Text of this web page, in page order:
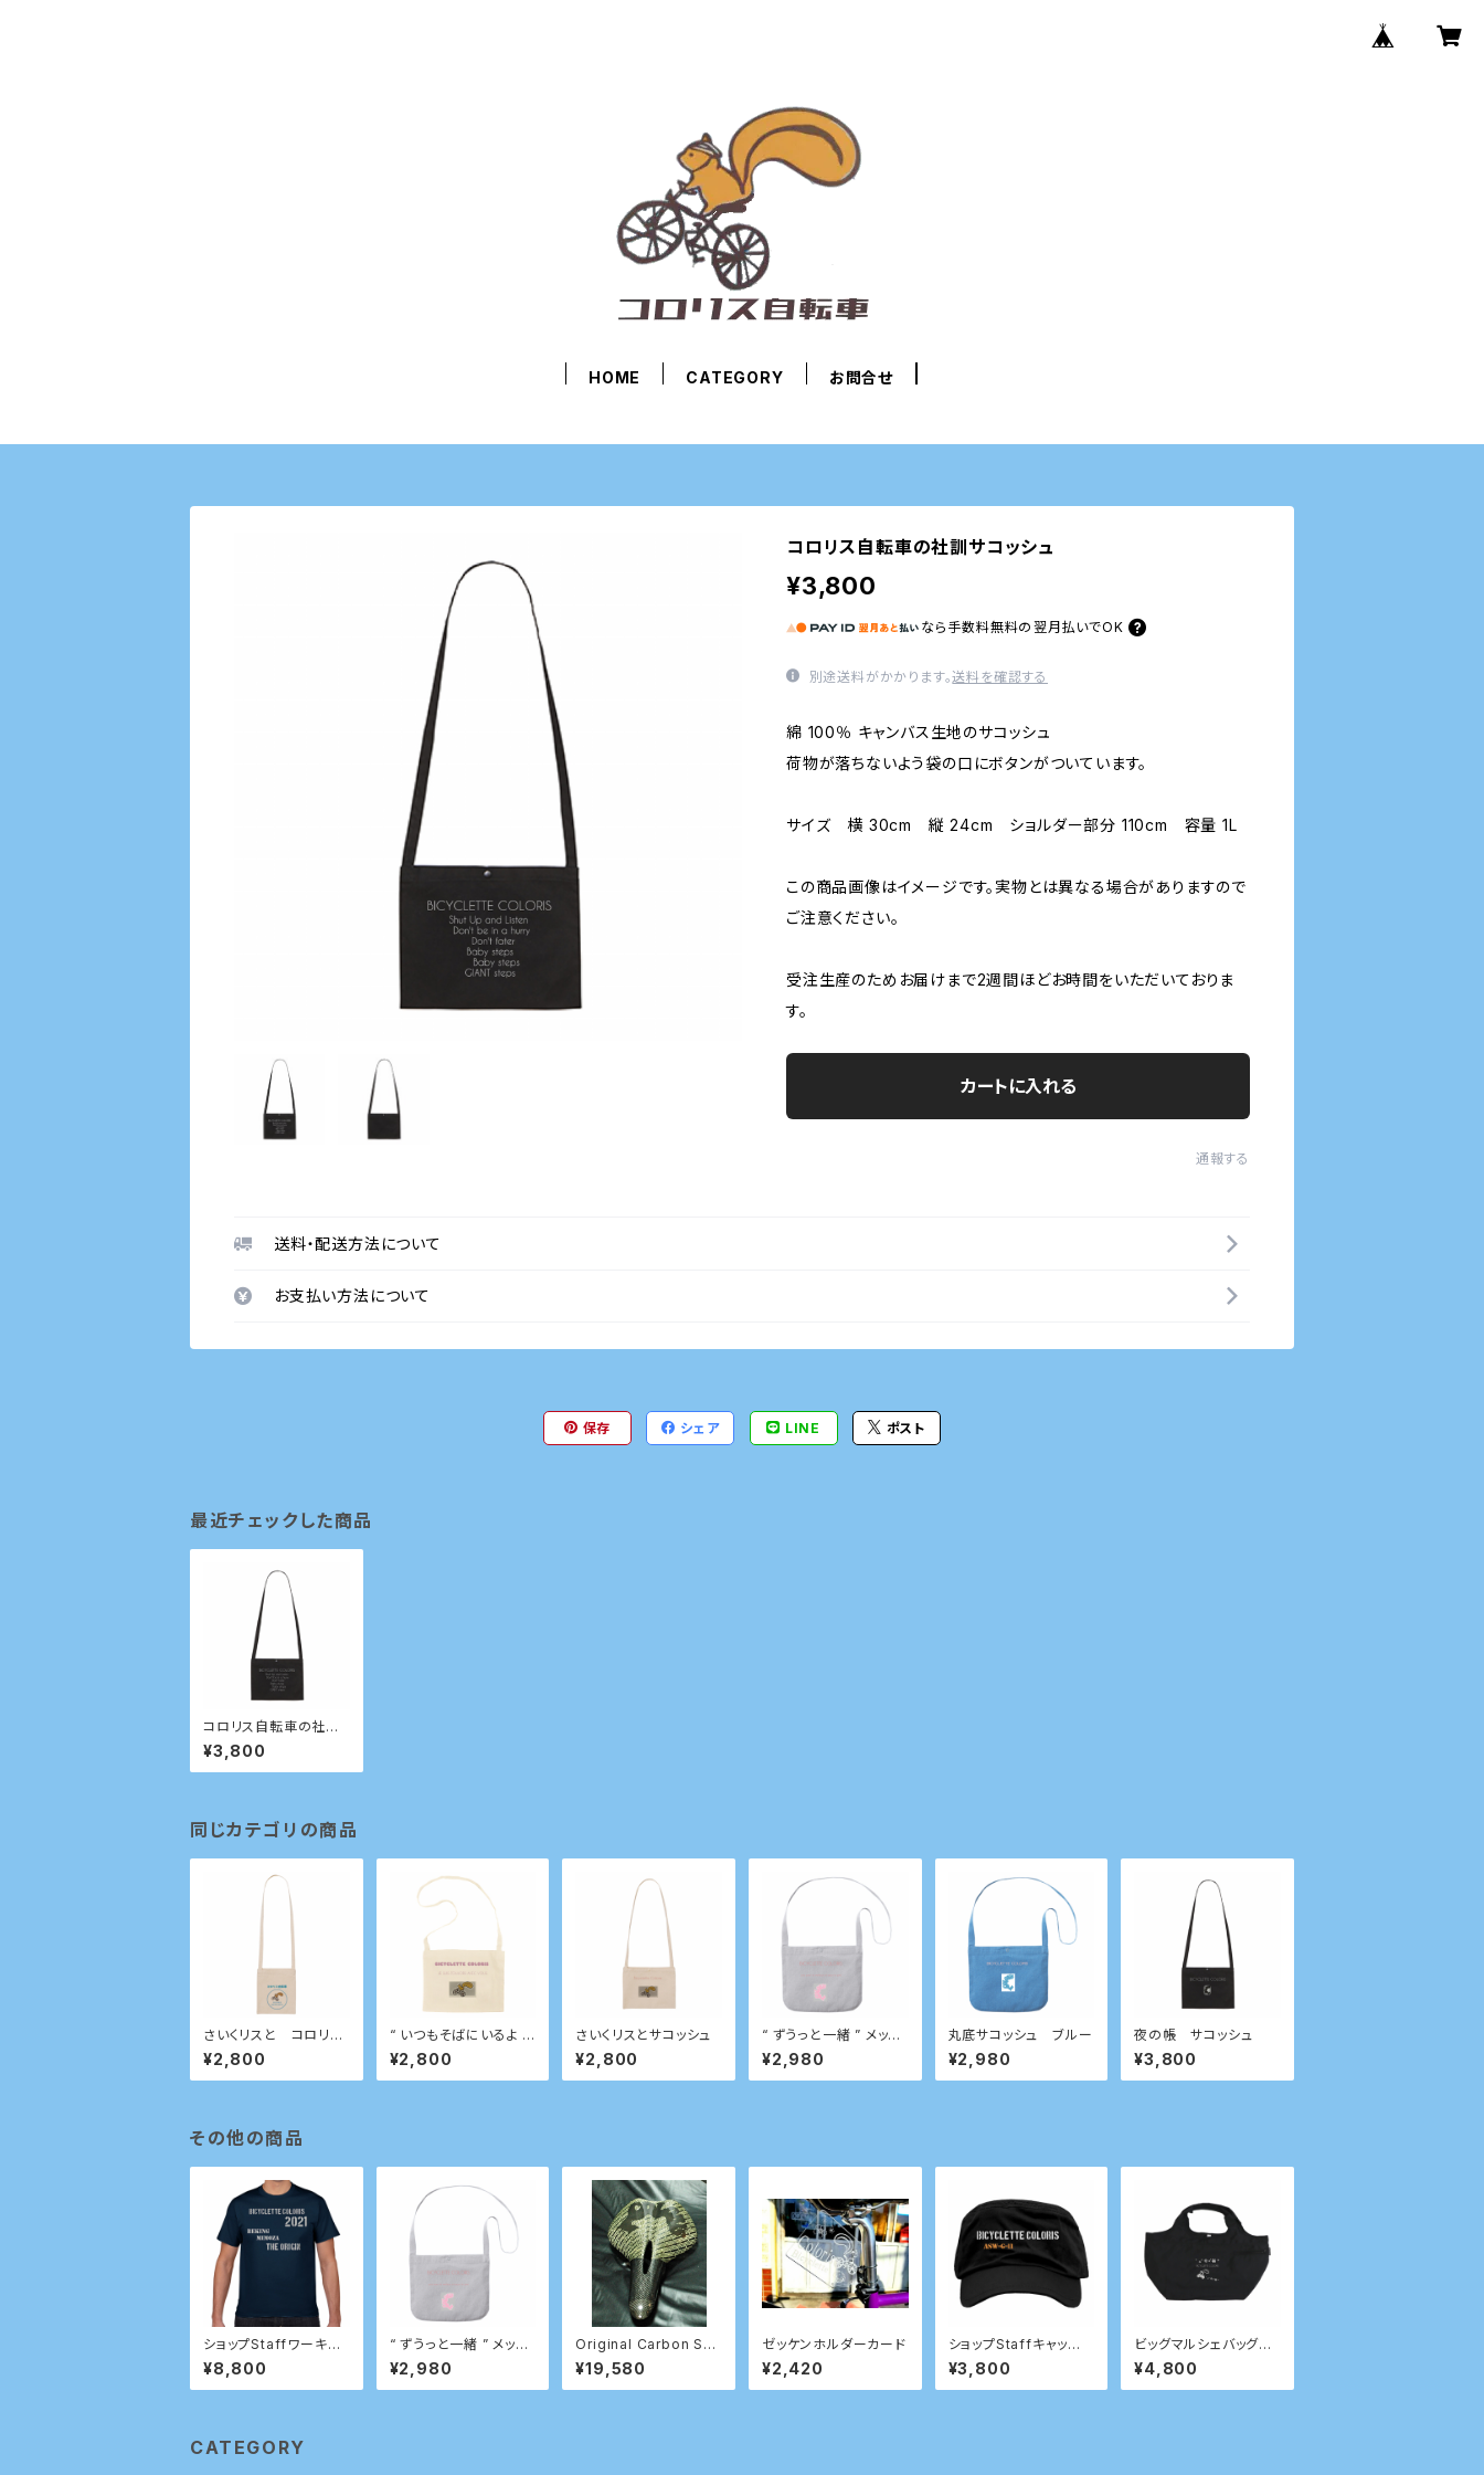
HOME CATEGORY お問合せ
コロリス自転車の社訓サコッシュ
¥3,800
なら 手数料無料の 翌月払いでOK
別途送料がかかります。送料を確認する
綿 100％ キャンバス生地のサコッシュ
荷物が落ちないよう袋の口にボタンがついています。
サイズ 横 30cm 縦 24cm ショルダー部分 110cm 容量 1L
この商品画像はイメージです。実物とは異なる場合がありますので
ご注意ください。
受注生産のためお届けまで2週間ほどお時間をいただいておりま
す。
カートに入れる
通報する
送料・配送方法について
お支払い方法について
保存 シェア LINE ポスト
最近チェックした商品
コロリス自転車の社訓
サコッシュ
¥3,800
同じカテゴリの商品
さいくリスと コロリス
自転車 サコッシュ
¥2,800
“ いつもそばにいるよ ”
メッセージ付きサコッシ
ュ
¥2,800
さいくリスとサコッシュ
¥2,800
“ ずうっと一緒 ” メッセ
ージ付きサコッシュ
¥2,980
丸底サコッシュ ブルー
¥2,980
夜の帳 サコッシュ
¥3,800
その他の商品
ショップStaffワーキン
グシャツ
¥8,800
“ ずうっと一緒 ” メッセ
ージ付きサコッシュ
¥2,980
Original Carbon Sad
dle 穴あき
¥19,580
ゼッケンホルダーカード
¥2,420
ショップStaffキャッ
プ ９ｔｈ ワークモデ
ル
¥3,800
ビッグマルシェバッグ
(ブラック）
¥4,800
CATEGORY